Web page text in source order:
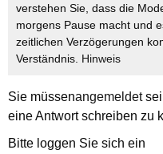
verstehen Sie, dass die
morgens Pause macht und
zeitlichen Verzögerungen
Verständnis. Hinweis
Sie müssenangemeldet
eine Antwort schreiben zu
Bitte loggen Sie sich ein